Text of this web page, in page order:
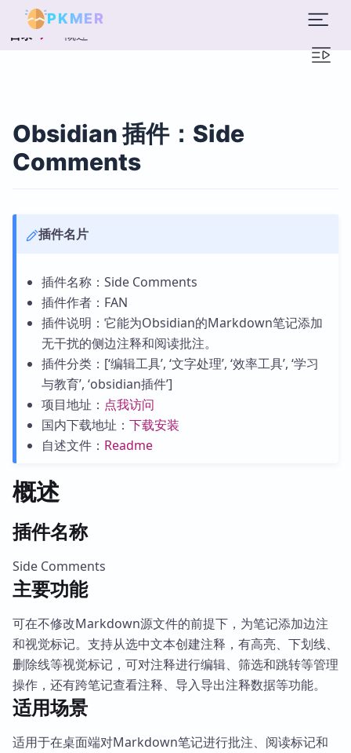
PKMER
目录 概述
Obsidian 插件：Side
Comments
插件名片
插件名称：Side Comments
插件作者：FAN
插件说明：它能为Obsidian的Markdown笔记添加
无干扰的侧边注释和阅读批注。
插件分类：[‘编辑工具’, ‘文字处理’, ‘效率工具’, ‘学习
与教育’, ‘obsidian插件’]
项目地址： 点我访问
国内下载地址： 下载安装
自述文件： Readme
概述
插件名称
Side Comments
主要功能
可在不修改Markdown源文件的前提下，为笔记添加边注
和视觉标记。支持从选中文本创建注释，有高亮、下划线、
删除线等视觉标记，可对注释进行编辑、筛选和跳转等管理
操作，还有跨笔记查看注释、导入导出注释数据等功能。
适用场景
适用于在桌面端对Markdown笔记进行批注、阅读标记和